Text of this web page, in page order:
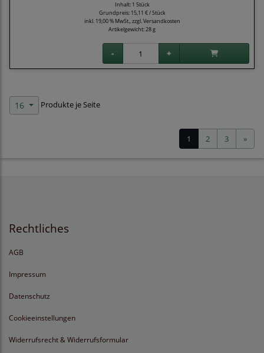
Inhalt: 1 Stück
Grundpreis: 15,11 € / Stück
inkl. 19,00 % MwSt., zzgl.Versandkosten
Artikelgewicht: 28 g
16 Produkte je Seite
1 2 3 »
Rechtliches
AGB
Impressum
Datenschutz
Cookieeinstellungen
Widerrufsrecht & Widerrufsformular